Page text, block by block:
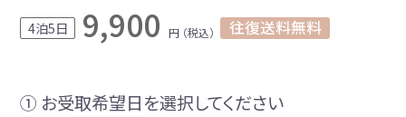
4泊5日 9,900 円 （税込） 往復送料無料
① お受取希望日を選択してください